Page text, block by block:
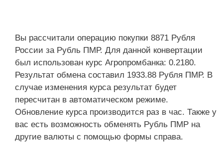
Вы рассчитали операцию покупки 8871 Рубля
России за Рубль ПМР. Для данной конвертации
был использован курс Агропромбанка: 0.2180.
Результат обмена составил 1933.88 Рубля ПМР. В
случае изменения курса результат будет
пересчитан в автоматическом режиме.
Обновление курса производится раз в час. Также у
вас есть возможность обменять Рубль ПМР на
другие валюты с помощью формы справа.